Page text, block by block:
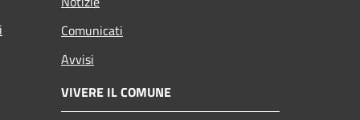
Comunicati
Avvisi
VIVERE IL COMUNE